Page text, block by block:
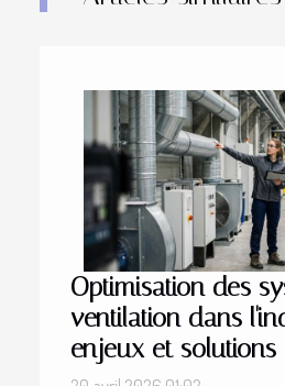
Optimisation des
ventilation dans
enjeux et solutions